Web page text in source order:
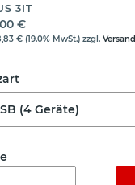
3IT
Preis
€
€ (19.0% MwSt.) zzgl.